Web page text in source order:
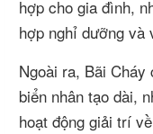
hợp cho gia đình,
hợp nghỉ dưỡng và
Ngoài ra, Bãi Cháy
biển nhân tạo dài,
hoạt động giải trí